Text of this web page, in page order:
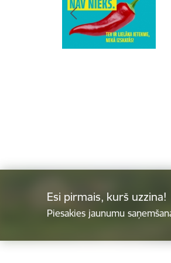
Esi pirmais, kurš uzzina!
Piesakies jaunumu